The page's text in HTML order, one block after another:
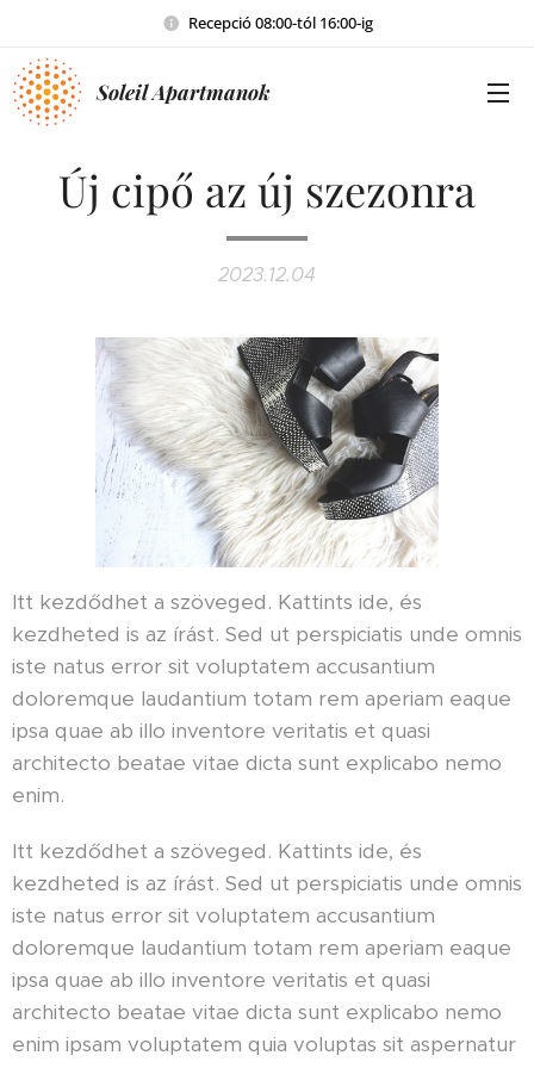
Recepció 08:00-tól 16:00-ig
Soleil Apartmanok
Új cipő az új szezonra
2023.12.04
Itt kezdődhet a szöveged. Kattints ide, és
kezdheted is az írást. Sed ut perspiciatis unde omnis
iste natus error sit voluptatem accusantium
doloremque laudantium totam rem aperiam eaque
ipsa quae ab illo inventore veritatis et quasi
architecto beatae vitae dicta sunt explicabo nemo
enim.
Itt kezdődhet a szöveged. Kattints ide, és
kezdheted is az írást. Sed ut perspiciatis unde omnis
iste natus error sit voluptatem accusantium
doloremque laudantium totam rem aperiam eaque
ipsa quae ab illo inventore veritatis et quasi
architecto beatae vitae dicta sunt explicabo nemo
enim ipsam voluptatem quia voluptas sit aspernatur